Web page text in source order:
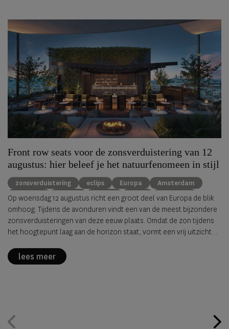
Front row seats voor de zonsverduistering van 12
augustus: hier beleef je het natuurfenomeen in stijl
zonsverduistering eclips Europa
Amsterdam
Lissabon
Keulen Milaan Ibiza rooftops
Op woensdag 12 augustus richt een groot deel van Europa de blik
omhoog. Tijdens de avonduren vindt een van de meest bijzondere
zonsverduisteringen van deze eeuw plaats. Omdat de zon tijdens
het hoogtepunt laag aan de horizon staat, vormt een vrij uitzicht
zeldzame natuurverschijnsel te beleven. Van Amsterdam en Parijs
tot Lissabon, Milaan en Ibiza: dit zijn de mooiste plekken om de
lees meer